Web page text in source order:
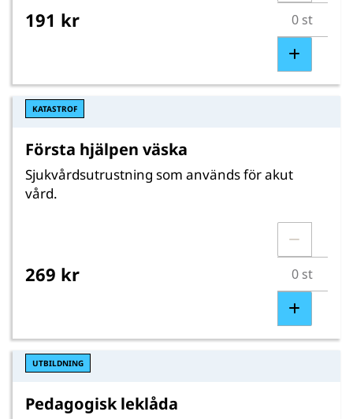
191 kr
KATASTROF
Första hjälpen väska
Sjukvårdsutrustning som används för akut
vård.
269 kr
UTBILDNING
Pedagogisk leklåda